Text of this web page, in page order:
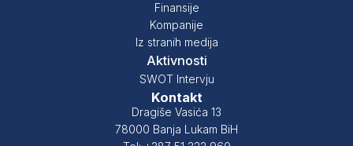
Finansije
Kompanije
Iz stranih medija
Aktivnosti
SWOT Intervju
Kontakt
Dragiše Vasića 13
78000 Banja Lukam BiH